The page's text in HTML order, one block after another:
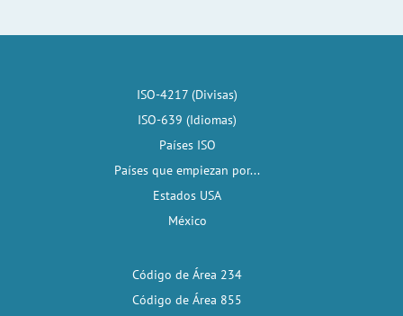
ISO-4217 (Divisas)
ISO-639 (Idiomas)
Países ISO
Países que empiezan por...
Estados USA
México
Código de Área 234
Código de Área 855